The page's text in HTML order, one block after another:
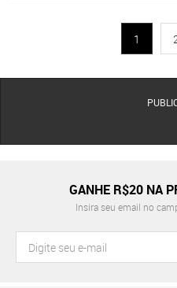
1
GANHE R$20 NA
Insira seu email no